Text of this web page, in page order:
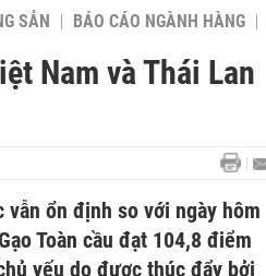
SẢN BÁO CÁO NGÀNH HÀNG
Nam và Thái Lan
ổn định so với ngày hôm
Toàn cầu đạt 104,8 điểm
yếu do được thúc đẩy bởi